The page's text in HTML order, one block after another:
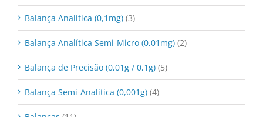
Balança Analítica (0,1mg) (3)
Balança Analítica Semi-Micro (0,01mg) (2)
Balança de Precisão (0,01g / 0,1g) (5)
Balança Semi-Analítica (0,001g) (4)